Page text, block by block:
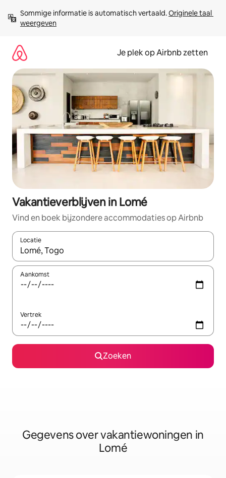
direct
naar
Sommige informatie is automatisch vertaald. Originele taal
weergeven
Je plek op Airbnb zetten
Vakantieverblijven in Lomé
Vind en boek bijzondere accommodaties op Airbnb
Locatie
Wanneer er resultaten beschikbaar zijn, maak je een keuze
Aankomst
Vertrek
Zoeken
Gegevens over vakantiewoningen in
Lomé